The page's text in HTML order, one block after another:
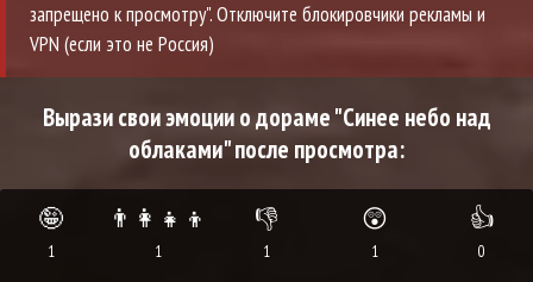
запрещено к просмотру". Отключите блокировчики рекламы и
VPN (если это не Россия)
Вырази свои эмоции о дораме "Синее небо над
облаками" после просмотра:
🤪
1
👨‍👩‍👧‍👦
1
👎
1
😲
1
👍
0